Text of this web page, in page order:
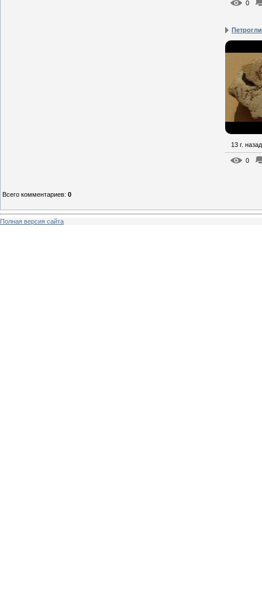
0
13 г. назад
0
Всего комментариев: 0
Полная версия сайта